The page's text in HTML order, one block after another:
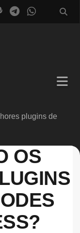
plugins de
OS